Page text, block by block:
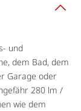
und
dem Bad, dem
Garage oder
280 lm /
wie dem